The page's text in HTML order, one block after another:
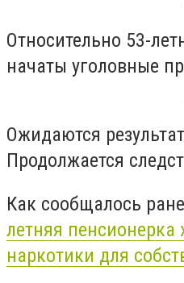
Относительно 53-
начаты уголовные
Ожидаются
Продолжается
Как сообщалось
летняя пенсионерка
наркотики для